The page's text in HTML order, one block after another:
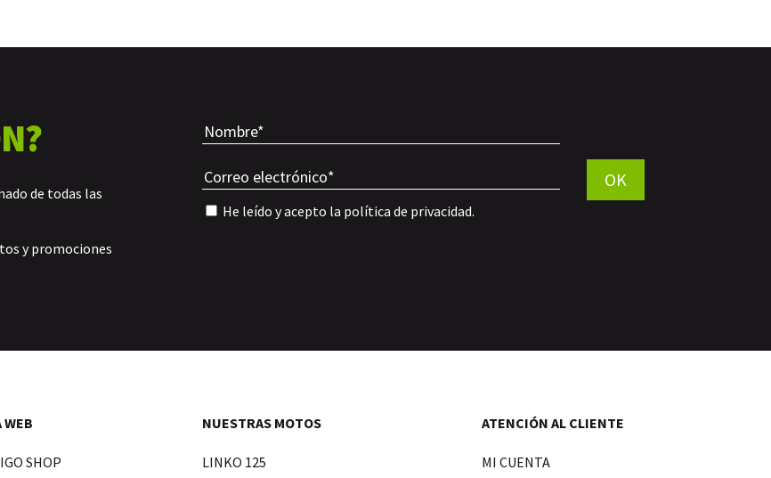
de todas las
y promociones
He leído y acepto la política de privacidad.
OK
WEB
SHOP
NUESTRAS MOTOS
LINKO 125
ATENCIÓN AL CLIENTE
MI CUENTA